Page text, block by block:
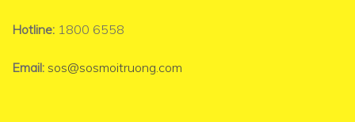
Hotline: 1800 6558
Email: sos@sosmoitruong.com